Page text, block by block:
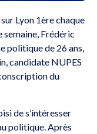
Lyon 1ère chaque
Frédéric
politique de 26 ans,
candidate NUPES
du
de s’intéresser
politique. Après